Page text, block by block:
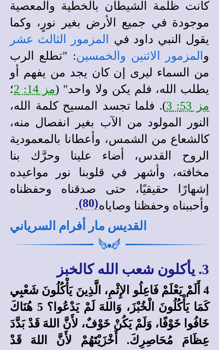
كانت ظلمة الشيطان بالخطية والمعصية
موجودة في جميع الأرض بغير نورٍ، وكما
يقول النبي داود في
المزمور الثالث عشر
و المزمور الاثنين والخمسين: "تطلع الرب
من السماء ليرى إن كان يجد من يفهم أو
يطلب الله، فلم يكن ولا واحد" (مز 14: 2
؛
مز 53: 3
). فلما تجسد المسيح كلمة الله،
النور المولود من الآب بغير انفصال منه،
كالشعاع من الشمس، وأعطانا بالمعمودية
الروح القدس، أضاء علينا وحرَّك بنا
مخافته، وأشهر في قلوبنا نور مواعيده
إشهارًا حقيقيًا، حتى صدقناه وحفظناه
وأحببناه وحفظنا وصاياه(80)
.
القديس مار أفرام السرياني
3. يأكلون شعب الله كالخبز
4 أَلَمْ يَعْلَمْ فَاعِلُو الإِثْمِ، الَّذِينَ يَأْكُلُونَ شَعْبِي
كَمَا يَأْكُلُونَ الْخُبْزَ، وَاللهَ لَمْ يَدْعُوا؟ 5 هُنَاكَ
خَافُوا خَوْفًا، وَلَمْ يَكُنْ خَوْفٌ، لأَنَّ اللهَ قَدْ بَدَّدَ
عِظَامَ مُحَاصِرِكَ. أَخْزَيْتَهُمْ لأَنَّ اللهَ قَدْ